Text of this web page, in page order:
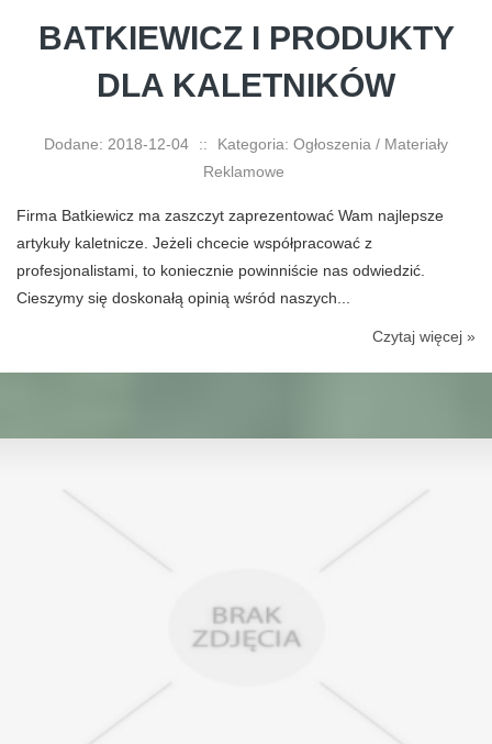
BATKIEWICZ I PRODUKTY
DLA KALETNIKÓW
Dodane: 2018-12-04 ::
Kategoria: Ogłoszenia / Materiały
Reklamowe
Firma Batkiewicz ma zaszczyt zaprezentować Wam najlepsze
artykuły kaletnicze. Jeżeli chcecie współpracować z
profesjonalistami, to koniecznie powinniście nas odwiedzić.
Cieszymy się doskonałą opinią wśród naszych...
Czytaj więcej »